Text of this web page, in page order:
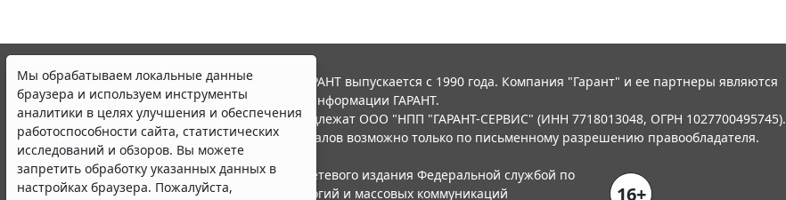
Мы обрабатываем локальные данные
браузера и используем инструменты
аналитики в целях улучшения и обеспечения
работоспособности сайта, статистических
исследований и обзоров. Вы можете
запретить обработку указанных данных в
настройках браузера. Пожалуйста,
© ООО "НПП "ГАРАНТ-СЕРВИС", 2026. Система ГАРАНТ выпускается с 1990 года. Компания "Гарант" и ее партнеры являются
участниками Российской ассоциации правовой информации ГАРАНТ.
Все права на материалы сайта ГАРАНТ.РУ принадлежат ООО "НПП "ГАРАНТ-СЕРВИС" (ИНН 7718013048, ОГРН 1027700495745).
Полное или частичное воспроизведение материалов возможно только по письменному разрешению правообладателя.
Правила использования портала.
Портал ГАРАНТ.РУ зарегистрирован в качестве сетевого издания Федеральной службой по
надзору в сфере связи,информационных технологий и массовых коммуникаций
16+